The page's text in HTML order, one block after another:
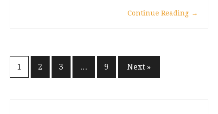
Continue Reading →
Posts
1 2 3 … 9 Next »